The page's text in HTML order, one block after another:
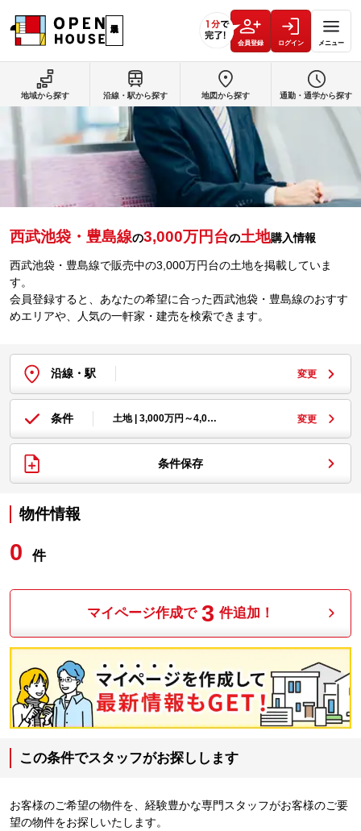
会員登録 ログイン メニュー
西武池袋・豊島線の3,000万円台の土地購入情報
西武池袋・豊島線で販売中の3,000万円台の土地を掲載していま
す。
会員登録すると、あなたの希望に合った西武池袋・豊島線のおすす
めエリアや、人気の一軒家・建売を検索できます。
沿線・駅 変更
条件 土地 | 3,000万円～4,0… 変更
条件保存
物件情報
0 件
マイページ作成で 3 件追加！
この条件でスタッフがお探しします
お客様のご希望の物件を、経験豊かな専門スタッフがお客様のご要
望の物件をお探しいたします。
地域から探す 沿線・駅から探す 地図から探す 通勤・通学から探す